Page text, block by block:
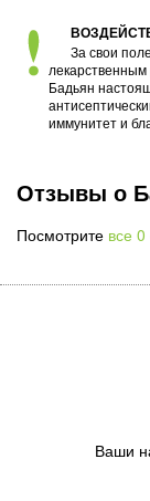
За свои
Бадьян
иммунитет и
Отзывы о
Посмотрите все
Ваши